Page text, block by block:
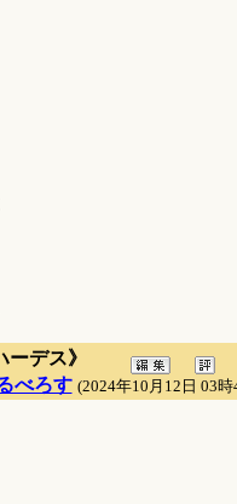
デス》
べろす (2024年10月12日 03時